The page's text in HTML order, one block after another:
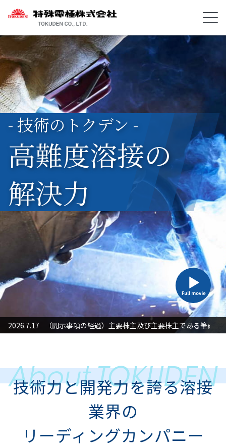
- 技術のトクデン -
高難度溶接の
解決力
対応」に関するお知らせ
2026.7.17 （開示事項の経過）主要株主及び主要株主である筆頭
技術力と開発力を誇る溶接
業界の
リーディングカンパニー